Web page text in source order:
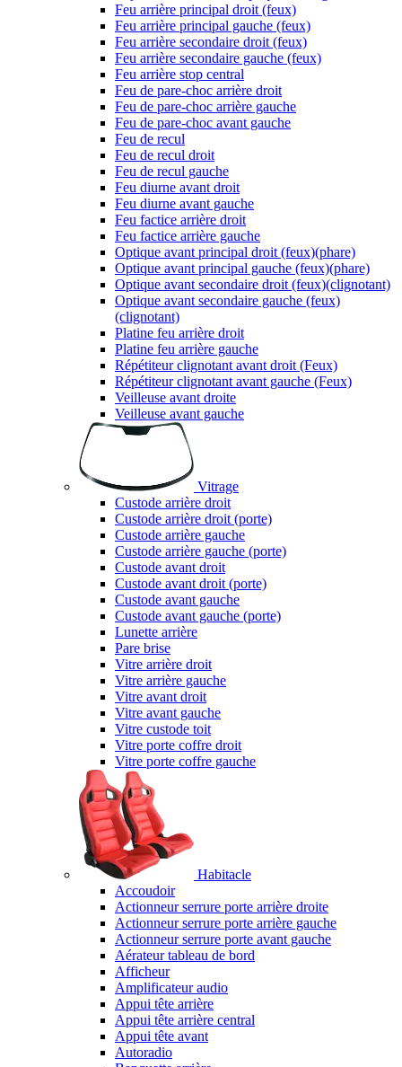
Feu arrière principal droit (feux)
Feu arrière principal gauche (feux)
Feu arrière secondaire droit (feux)
Feu arrière secondaire gauche (feux)
Feu arrière stop central
Feu de pare-choc arrière droit
Feu de pare-choc arrière gauche
Feu de pare-choc avant gauche
Feu de recul
Feu de recul droit
Feu de recul gauche
Feu diurne avant droit
Feu diurne avant gauche
Feu factice arrière droit
Feu factice arrière gauche
Optique avant principal droit (feux)(phare)
Optique avant principal gauche (feux)(phare)
Optique avant secondaire droit (feux)(clignotant)
Optique avant secondaire gauche (feux)
(clignotant)
Platine feu arrière droit
Platine feu arrière gauche
Répétiteur clignotant avant droit (Feux)
Répétiteur clignotant avant gauche (Feux)
Veilleuse avant droite
Veilleuse avant gauche
Vitrage
Custode arrière droit
Custode arrière droit (porte)
Custode arrière gauche
Custode arrière gauche (porte)
Custode avant droit
Custode avant droit (porte)
Custode avant gauche
Custode avant gauche (porte)
Lunette arrière
Pare brise
Vitre arrière droit
Vitre arrière gauche
Vitre avant droit
Vitre avant gauche
Vitre custode toit
Vitre porte coffre droit
Vitre porte coffre gauche
Habitacle
Accoudoir
Actionneur serrure porte arrière droite
Actionneur serrure porte arrière gauche
Actionneur serrure porte avant gauche
Aérateur tableau de bord
Afficheur
Amplificateur audio
Appui tête arrière
Appui tête arrière central
Appui tête avant
Autoradio